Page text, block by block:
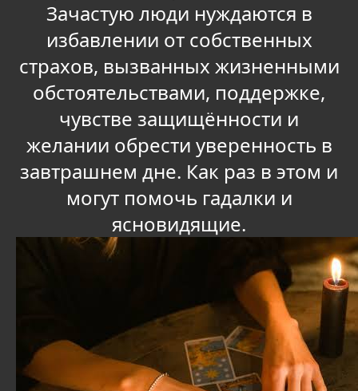
Зачастую люди нуждаются в
избавлении от собственных
страхов, вызванных жизненными
обстоятельствами, поддержке,
чувстве защищённости и
желании обрести уверенность в
завтрашнем дне. Как раз в этом и
могут помочь гадалки и
ясновидящие.